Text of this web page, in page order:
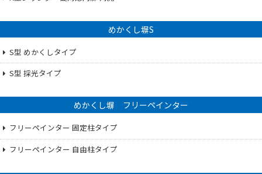
めかくし塀S
S型 めかくしタイプ
S型 採光タイプ
めかくし塀 フリーペインター
フリーペインター 固定柱タイプ
フリーペインター 自由柱タイプ